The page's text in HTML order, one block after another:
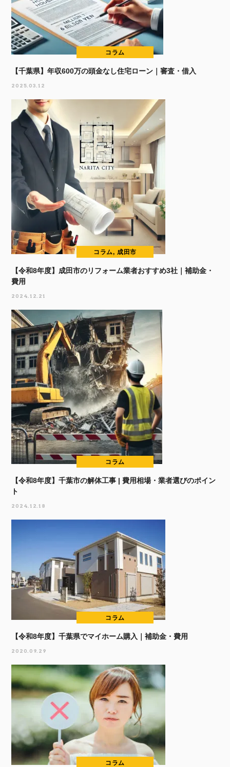
コラム
【千葉県】年収600万の頭金なし住宅ローン｜審査・借入
2025.03.12
コラム, 成田市
【令和8年度】成田市のリフォーム業者おすすめ3社｜補助金・
費用
2024.12.21
コラム
【令和8年度】千葉市の解体工事 | 費用相場・業者選びのポイン
ト
2024.12.18
コラム
【令和8年度】千葉県でマイホーム購入｜補助金・費用
2020.09.29
コラム